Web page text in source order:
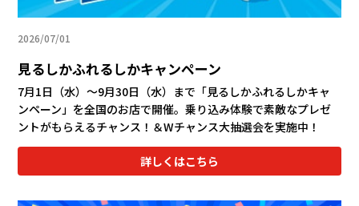
2026/07/01
見るしかふれるしかキャンペーン
7月1日（水）～9月30日（水）まで「見るしかふれるしかキャ
ンペーン」を全国のお店で開催。乗り込み体験で素敵なプレゼ
ントがもらえるチャンス！＆Wチャンス大抽選会を実施中！
詳しくはこちら